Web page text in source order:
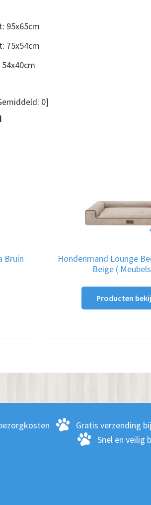
95x65cm
75x54cm
0]
Bruin
Hondenmand Lounge
Beige (
Producten
Gratis verzending
Snel en veilig